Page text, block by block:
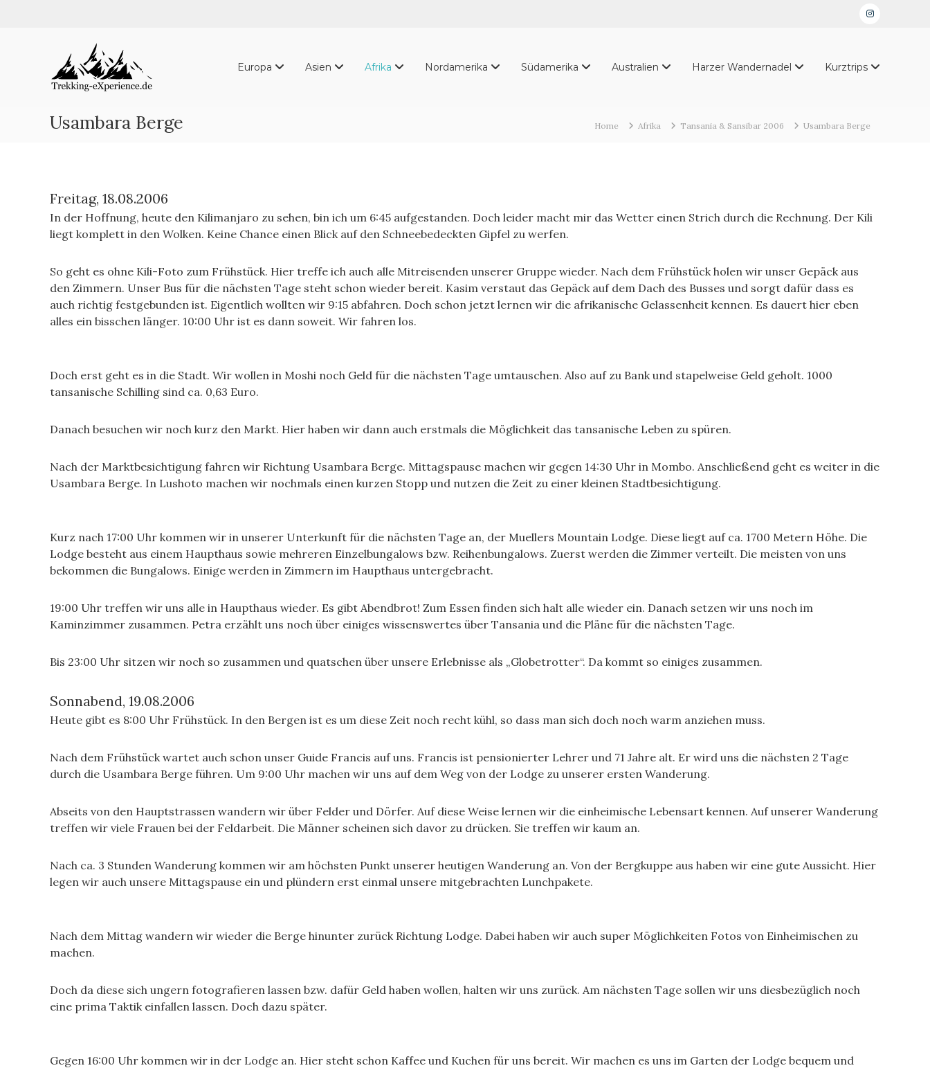
Instagram
Trekking-
eXperience.de
Reiseberichte
aus
ganzen
Europa Asien Afrika Nordamerika Südamerika Australien Harzer Wandernadel Kurztrips
Usambara Berge Home Afrika Tansania & Sansibar 2006 Usambara Berge
Freitag, 18.08.2006
In der Hoffnung, heute den Kilimanjaro zu sehen, bin ich um 6:45 aufgestanden. Doch leider macht mir das Wetter einen Strich durch die Rechnung. Der Kili
liegt komplett in den Wolken. Keine Chance einen Blick auf den Schneebedeckten Gipfel zu werfen.
So geht es ohne Kili-Foto zum Frühstück. Hier treffe ich auch alle Mitreisenden unserer Gruppe wieder. Nach dem Frühstück holen wir unser Gepäck aus
den Zimmern. Unser Bus für die nächsten Tage steht schon wieder bereit. Kasim verstaut das Gepäck auf dem Dach des Busses und sorgt dafür dass es
auch richtig festgebunden ist. Eigentlich wollten wir 9:15 abfahren. Doch schon jetzt lernen wir die afrikanische Gelassenheit kennen. Es dauert hier eben
alles ein bisschen länger. 10:00 Uhr ist es dann soweit. Wir fahren los.
Doch erst geht es in die Stadt. Wir wollen in Moshi noch Geld für die nächsten Tage umtauschen. Also auf zu Bank und stapelweise Geld geholt. 1000
tansanische Schilling sind ca. 0,63 Euro.
Danach besuchen wir noch kurz den Markt. Hier haben wir dann auch erstmals die Möglichkeit das tansanische Leben zu spüren.
Nach der Marktbesichtigung fahren wir Richtung Usambara Berge. Mittagspause machen wir gegen 14:30 Uhr in Mombo. Anschließend geht es weiter in die
Usambara Berge. In Lushoto machen wir nochmals einen kurzen Stopp und nutzen die Zeit zu einer kleinen Stadtbesichtigung.
Kurz nach 17:00 Uhr kommen wir in unserer Unterkunft für die nächsten Tage an, der Muellers Mountain Lodge. Diese liegt auf ca. 1700 Metern Höhe. Die
Lodge besteht aus einem Haupthaus sowie mehreren Einzelbungalows bzw. Reihenbungalows. Zuerst werden die Zimmer verteilt. Die meisten von uns
bekommen die Bungalows. Einige werden in Zimmern im Haupthaus untergebracht.
19:00 Uhr treffen wir uns alle in Haupthaus wieder. Es gibt Abendbrot! Zum Essen finden sich halt alle wieder ein. Danach setzen wir uns noch im
Kaminzimmer zusammen. Petra erzählt uns noch über einiges wissenswertes über Tansania und die Pläne für die nächsten Tage.
Bis 23:00 Uhr sitzen wir noch so zusammen und quatschen über unsere Erlebnisse als „Globetrotter“. Da kommt so einiges zusammen.
Sonnabend, 19.08.2006
Heute gibt es 8:00 Uhr Frühstück. In den Bergen ist es um diese Zeit noch recht kühl, so dass man sich doch noch warm anziehen muss.
Nach dem Frühstück wartet auch schon unser Guide Francis auf uns. Francis ist pensionierter Lehrer und 71 Jahre alt. Er wird uns die nächsten 2 Tage
durch die Usambara Berge führen. Um 9:00 Uhr machen wir uns auf dem Weg von der Lodge zu unserer ersten Wanderung.
Abseits von den Hauptstrassen wandern wir über Felder und Dörfer. Auf diese Weise lernen wir die einheimische Lebensart kennen. Auf unserer Wanderung
treffen wir viele Frauen bei der Feldarbeit. Die Männer scheinen sich davor zu drücken. Sie treffen wir kaum an.
Nach ca. 3 Stunden Wanderung kommen wir am höchsten Punkt unserer heutigen Wanderung an. Von der Bergkuppe aus haben wir eine gute Aussicht. Hier
legen wir auch unsere Mittagspause ein und plündern erst einmal unsere mitgebrachten Lunchpakete.
Nach dem Mittag wandern wir wieder die Berge hinunter zurück Richtung Lodge. Dabei haben wir auch super Möglichkeiten Fotos von Einheimischen zu
machen.
Doch da diese sich ungern fotografieren lassen bzw. dafür Geld haben wollen, halten wir uns zurück. Am nächsten Tage sollen wir uns diesbezüglich noch
eine prima Taktik einfallen lassen. Doch dazu später.
Gegen 16:00 Uhr kommen wir in der Lodge an. Hier steht schon Kaffee und Kuchen für uns bereit. Wir machen es uns im Garten der Lodge bequem und